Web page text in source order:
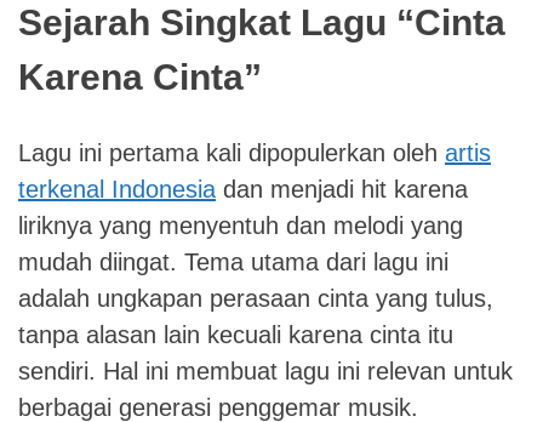
Sejarah Singkat Lagu “Cinta
Karena Cinta”
Lagu ini pertama kali dipopulerkan oleh artis
terkenal Indonesia dan menjadi hit karena
liriknya yang menyentuh dan melodi yang
mudah diingat. Tema utama dari lagu ini
adalah ungkapan perasaan cinta yang tulus,
tanpa alasan lain kecuali karena cinta itu
sendiri. Hal ini membuat lagu ini relevan untuk
berbagai generasi penggemar musik.